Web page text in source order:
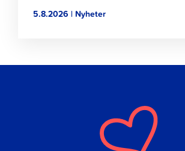
5.8.2026 | Nyheter